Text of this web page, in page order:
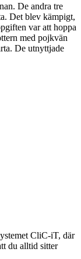
De andra tre
Det blev kämpigt,
var att hoppa
med pojkvän
De utnyttjade
CliC-iT, där
du alltid sitter